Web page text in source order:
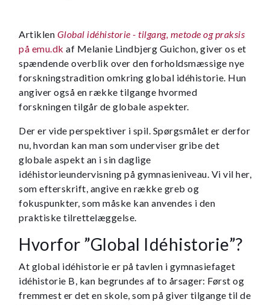
Artiklen Global idéhistorie - tilgang, metode og praksis
på emu.dk af Melanie Lindbjerg Guichon, giver os et
spændende overblik over den forholdsmæssige nye
forskningstradition omkring global idéhistorie. Hun
angiver også en række tilgange hvormed
forskningen tilgår de globale aspekter.
Der er vide perspektiver i spil. Spørgsmålet er derfor
nu, hvordan kan man som underviser gribe det
globale aspekt an i sin daglige
idéhistorieundervisning på gymnasieniveau. Vi vil her,
som efterskrift, angive en række greb og
fokuspunkter, som måske kan anvendes i den
praktiske tilrettelæggelse.
Hvorfor ”Global Idéhistorie”?
At global idéhistorie er på tavlen i gymnasiefaget
idéhistorie B, kan begrundes af to årsager: Først og
fremmest er det en skole, som på giver tilgange til de